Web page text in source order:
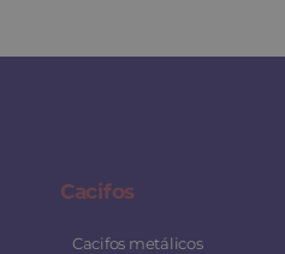
Cacifos
Cacifos metálicos